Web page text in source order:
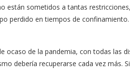
están sometidos a tantas
perdido en tiempos de confinamiento.
ocaso de la pandemia, con todas las
debería recuperarse cada vez más.